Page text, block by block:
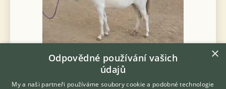
×
Odpovědné používání vašich
údajů
My a naši partneři používáme soubory cookie a podobné technologie